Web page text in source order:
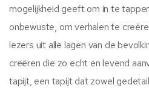
mogelijkheid geeft om in te
onbewuste, om verhalen te
lezers uit alle lagen van de
creëren die zo echt en levend
tapijt, een tapijt dat zowel